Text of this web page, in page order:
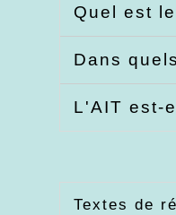
Quel est
Dans
L'AIT est-
Textes de